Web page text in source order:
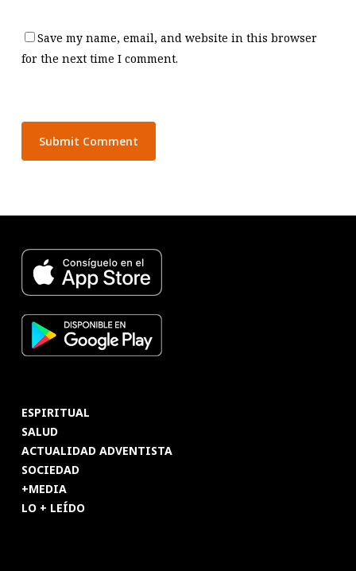
Save my name, email, and website in this browser
for the next time I comment.
ESPIRITUAL
SALUD
ACTUALIDAD ADVENTISTA
SOCIEDAD
+MEDIA
LO + LEÍDO